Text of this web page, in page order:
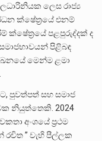
ලෙස රාජ්‍ය
ක්ෂේත්‍රයේ එනම්
ක්ෂේත්‍රයේ පළපුරුද්දක් ද
පිළිබඳ
මෙන්ම ළමා
පුවත්පත් සහ සමාජ
නියුත්තෙකි. 2024
අංශයේ ප්‍රථම
රචිත ” වැහි පීල්ලක